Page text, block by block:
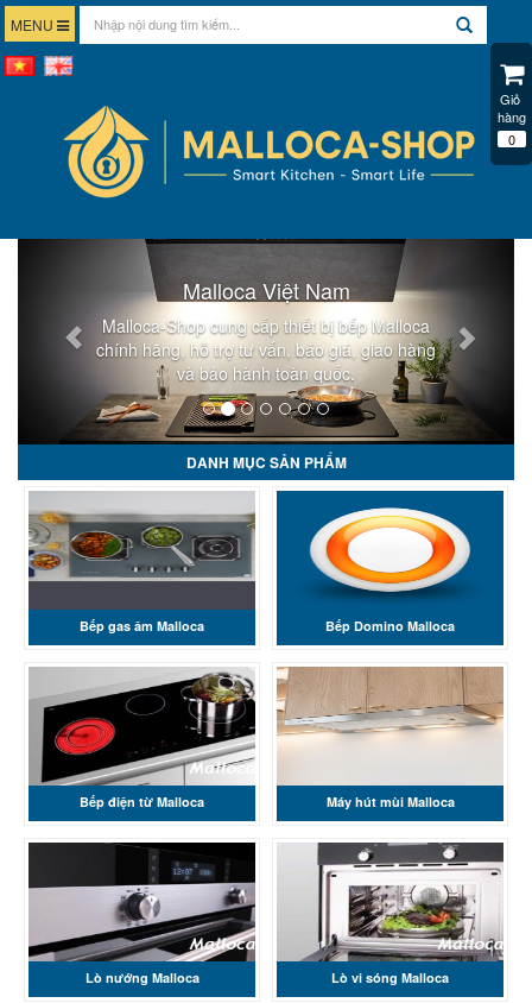
MENU
Malloca Việt Nam
Malloca-Shop cung cấp thiết bị bếp Malloca
chính hãng, hỗ trợ tư vấn, báo giá, giao hàng
và bảo hành toàn quốc.
DANH MỤC SẢN PHẨM
Bếp gas âm Malloca Bếp Domino Malloca
Bếp điện từ Malloca Máy hút mùi Malloca
Lò nướng Malloca Lò vi sóng Malloca
Giỏ
hàng
0